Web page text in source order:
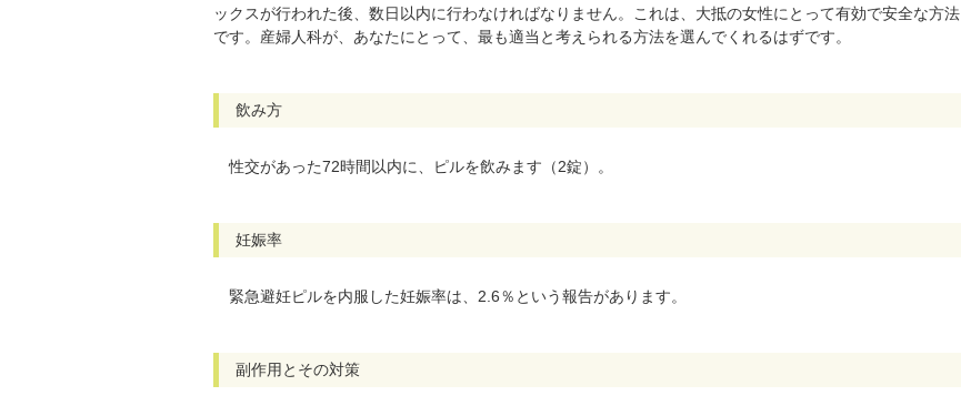
ックスが行われた後、数日以内に行わなければなりません。これは、大抵の女性にとって有効で安全な方法
です。産婦人科が、あなたにとって、最も適当と考えられる方法を選んでくれるはずです。
飲み方
性交があった72時間以内に、ピルを飲みます（2錠）。
妊娠率
緊急避妊ピルを内服した妊娠率は、2.6％という報告があります。
副作用とその対策